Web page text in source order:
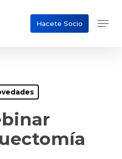
Hacete Socio